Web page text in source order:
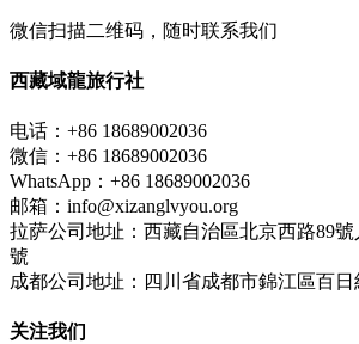
微信扫描二维码，随时联系我们
西藏域龍旅行社
电话：+86 18689002036
微信：+86 18689002036
WhatsApp：+86 18689002036
邮箱：info@xizanglvyou.org
拉萨公司地址：西藏自治區北京西路89
號
成都公司地址：四川省成都市錦江區百
关注我们